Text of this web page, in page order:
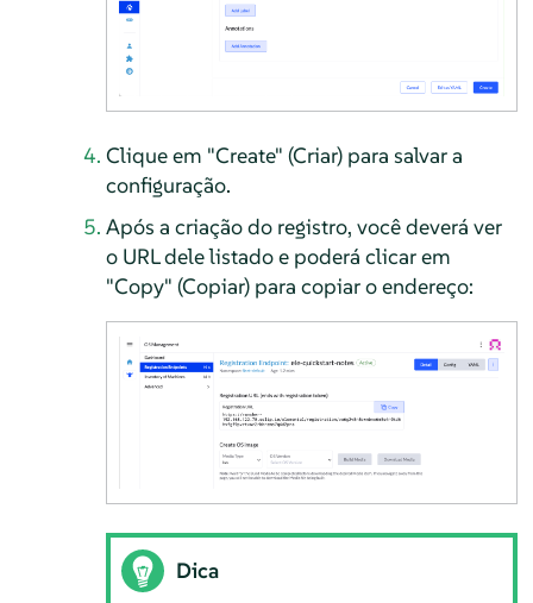
Clique em "Create" (Criar) para salvar a
configuração.
Após a criação do registro, você deverá ver
o URL dele listado e poderá clicar em
"Copy" (Copiar) para copiar o endereço:
Dica